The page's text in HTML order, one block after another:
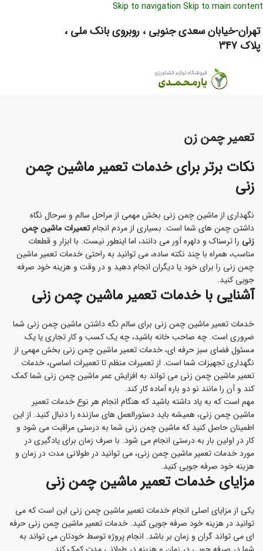
Skip to navigation Skip to main content
تهران-خیابان سعدی جنوبی ، روبروی بانک ملی ،
پلاک 347
تعمیر چمن زن
نکات برتر برای خدمات تعمیر ماشین چمن
زنی
نگهداری از ماشین چمن زنی بخش مهمی از مراحل سالم و سرحال نگاه
داشتن چمن های شما است. بسیاری از مردم انجامتعمیرات ماشین چمن
زنی را ترسناک و دلهره آور می دانند، اما اینطور نیست. با ابزار و قطعات
مناسب، همراه با چند نکته ساده، می توانید به راحتی خدمات تعمیر ماشین
چمن زنی را برای خود یا دیگران انجام دهید و در وقت و هزینه خود صرفه
جویی کنید.
آشنایی با خدمات تعمیر ماشین چمن زنی
خدمات تعمیر ماشین چمن زنی برای سالم نگه داشتن ماشین چمن زنی شما
ضروری است. چه صاحب خانه باشید، چه یک کسب و کار تجاری یا یک
مسئول فضای سبز حرفه ای، خدمات تعمیر ماشین چمن زنی بخش مهمی از
نگهداری تجهیزات شما است. از تعمیرات منظم تا تعمیرات اساسی، خدمات
تعمیر ماشین چمن زنی می تواند به افزایش عمر ماشین چمن زنی شما کمک
کند و آن را مانند نو دو باره آماده کار کند.
مهم است که به یاد داشته باشید که هنگام انجام هر نوع خدمات تعمیر
ماشین چمن زنی، همیشه باید دستورالعمل های سازنده را دنبال کنید. از این
اطمینان حاصل کنید که ماشین چمن زنی شما به درستی مراقبت می شود و
کار در اولین بار به درستی انجام می شود. با صرف زمان برای یادگیری در
مورد خدمات تعمیر ماشین چمن زنی، می توانید در طولانی مدت در زمان و
هزینه خود صرفه جویی کنید.
مزایای خدمات تعمیر ماشین چمن زنی
یکی از مزایای اصلی انجام خدمات تعمیر ماشین چمن زنی این است که می
توانید در هزینه خود صرفه جویی کنید. خدمات تعمیر ماشین چمن زنی حرفه
ای می تواند گران و زمان بر باشد. انجام پروژه توسط خودتان می تواند به